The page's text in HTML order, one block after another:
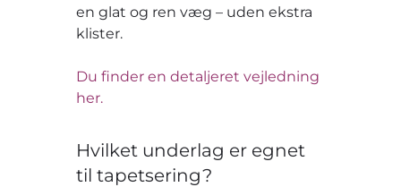
en glat og ren væg – uden ekstra
klister.
Du finder en detaljeret vejledning
her.
Hvilket underlag er egnet
til tapetsering?